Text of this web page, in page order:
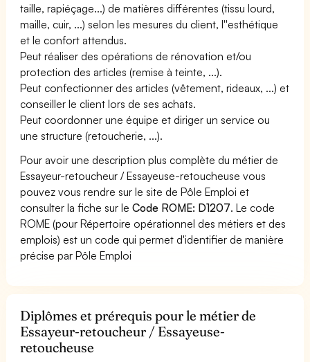
taille, rapiéçage...) de matières différentes (tissu lourd,
maille, cuir, ...) selon les mesures du client, l''esthétique
et le confort attendus.
Peut réaliser des opérations de rénovation et/ou
protection des articles (remise à teinte, ...).
Peut confectionner des articles (vêtement, rideaux, ...) et
conseiller le client lors de ses achats.
Peut coordonner une équipe et diriger un service ou
une structure (retoucherie, ...).
Pour avoir une description plus complète du métier de
Essayeur-retoucheur / Essayeuse-retoucheuse vous
pouvez vous rendre sur le site de Pôle Emploi et
consulter la fiche sur leCode ROME: D1207. Le code
ROME (pour Répertoire opérationnel des métiers et des
emplois) est un code qui permet d'identifier de manière
précise par Pôle Emploi
Diplômes et prérequis pour le métier de
Essayeur-retoucheur / Essayeuse-
retoucheuse